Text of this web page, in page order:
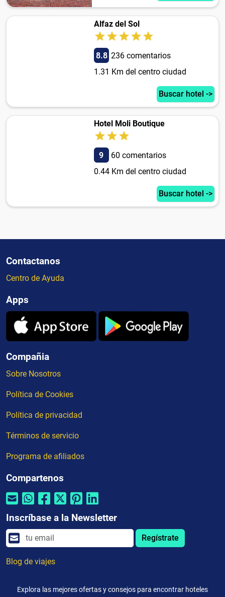
Alfaz del Sol
8.8 236 comentarios
1.31 Km del centro ciudad
Buscar hotel ->
Hotel Moli Boutique
9
60 comentarios
0.44 Km del centro ciudad
Buscar hotel ->
Contactanos
Centro de Ayuda
Apps
Compañia
Sobre Nosotros
Política de Cookies
Política de privacidad
Términos de servicio
Programa de afiliados
Compartenos
Inscríbase a la Newsletter
Regístrate
Blog de viajes
Explora las mejores ofertas y consejos para encontrar hoteles